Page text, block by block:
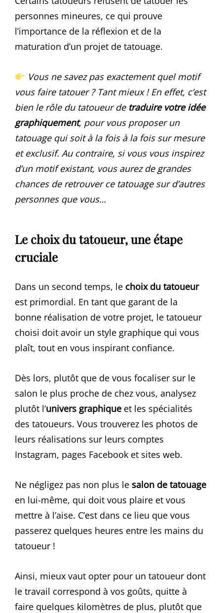
personnes mineures, ce qui prouve
l’importance de la réflexion et de la
maturation d’un projet de tatouage.
Vous ne savez pas exactement quel motif
vous faire tatouer ? Tant mieux ! En effet, c’est
bien le rôle du tatoueur de traduire votre idée
graphiquement, pour vous proposer un
tatouage qui soit à la fois à la fois sur mesure
et exclusif. Au contraire, si vous vous inspirez
d’un motif existant, vous aurez de grandes
chances de retrouver ce tatouage sur d’autres
personnes que vous…
Le choix du tatoueur, une étape
cruciale
Dans un second temps, le choix du tatoueur
est primordial. En tant que garant de la
bonne réalisation de votre projet, le tatoueur
choisi doit avoir un style graphique qui vous
plaît, tout en vous inspirant confiance.
Dès lors, plutôt que de vous focaliser sur le
salon le plus proche de chez vous, analysez
plutôt l’univers graphique et les spécialités
des tatoueurs. Vous trouverez les photos de
leurs réalisations sur leurs comptes
Instagram, pages Facebook et sites web.
Ne négligez pas non plus le salon de tatouage
en lui-même, qui doit vous plaire et vous
mettre à l’aise. C’est dans ce lieu que vous
passerez quelques heures entre les mains du
tatoueur !
Ainsi, mieux vaut opter pour un tatoueur dont
le travail correspond à vos goûts, quitte à
faire quelques kilomètres de plus, plutôt que